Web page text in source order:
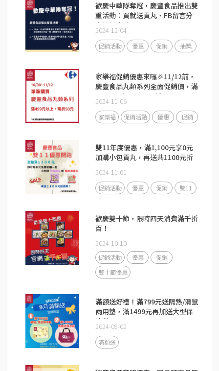
歡慶中華隊奪冠，慶豐食品推出雙
重活動：買就送貢丸、FB留言分
享抽紀念球
2024-12-04
促銷活動 優惠 促銷 抽獎
家樂福促銷優惠來囉🎉11/12前，
慶豐食品丸類系列全面促銷價，滿
499元以上，還可現折50元。
2024-11-06
家樂福 促銷活動 優惠 促銷
雙11年度優惠，滿1,100元享0元
加購小包貢丸，再送共1100元折
價券！
2024-11-01
促銷活動 優惠 促銷 雙11
歡慶雙十節，限時四天消費滿千折
百！
2024-10-10
促銷活動 優惠
促銷
雙十節優惠
滿額送好禮！滿799元送隔熱/滑鼠
兩用墊，滿1499元再加送大型保
冷袋
2024-09-02
滿額送